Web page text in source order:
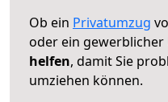
Ob ein Privatumzug
oder ein gewerblicher
helfen, damit Sie
umziehen können.